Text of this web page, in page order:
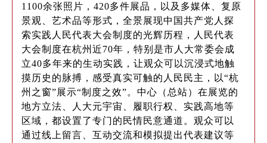
1100余张照片，420多件展品，以及多媒体、复原
景观、艺术品等形式，全景展现中国共产党人探
索实践人民代表大会制度的光辉历程，人民代表
大会制度在杭州近70年，特别是市人大常委会成
立40多年来的生动实践，让观众可以沉浸式地触
摸历史的脉搏，感受真实可触的人民民主，以“杭
州之窗”展示“制度之效”。中心（总站）在展览的
地方立法、人大元宇宙、履职行权、实践高地等
区域，都设置了专门的民情民意通道。观众可以
通过线上留言、互动交流和模拟提出代表建议等